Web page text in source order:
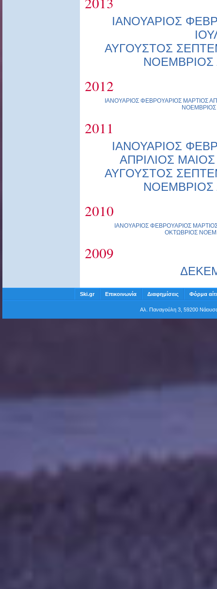
ΙΑΝΟΥΑΡΙΟΣ
ΑΥΓΟΥΣΤΟΣ
ΝΟΕΜΒΡΙΟΣ
2012
ΙΑΝΟΥΑΡΙΟΣ ΦΕΒΡΟΥΑΡΙΟΣ ΜΑΡΤΙΟΣ
ΝΟΕΜΒΡΙΟΣ
2011
ΙΑΝΟΥΑΡΙΟΣ
ΑΠΡΙΛΙΟΣ ΜΑΙΟΣ
ΑΥΓΟΥΣΤΟΣ
ΝΟΕΜΒΡΙΟΣ
2010
ΙΑΝΟΥΑΡΙΟΣ ΦΕΒΡΟΥΑΡΙΟΣ
ΟΚΤΩΒΡΙΟΣ
2009
Ski.gr Επικοινωνία Διαφημίσεις Φόρμα
Αλ. Παναγούλη 3, 59200